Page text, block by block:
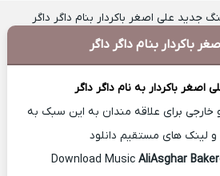
جدید علی اصغر باکردار بنام داگر داگر
باکردار بنام داگر داگر
اصغر باکردار به نام داگر داگر
خارجی برای علاقه مندان به این سبک به
لینک های مستقیم دانلود
AliAsghar